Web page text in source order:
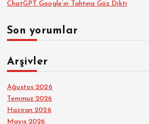
ChatGPT Google’ın Tahtına Göz Dikti
Son yorumlar
Arşivler
Ağustos 2026
Temmuz 2026
Haziran 2026
Mayıs 2026